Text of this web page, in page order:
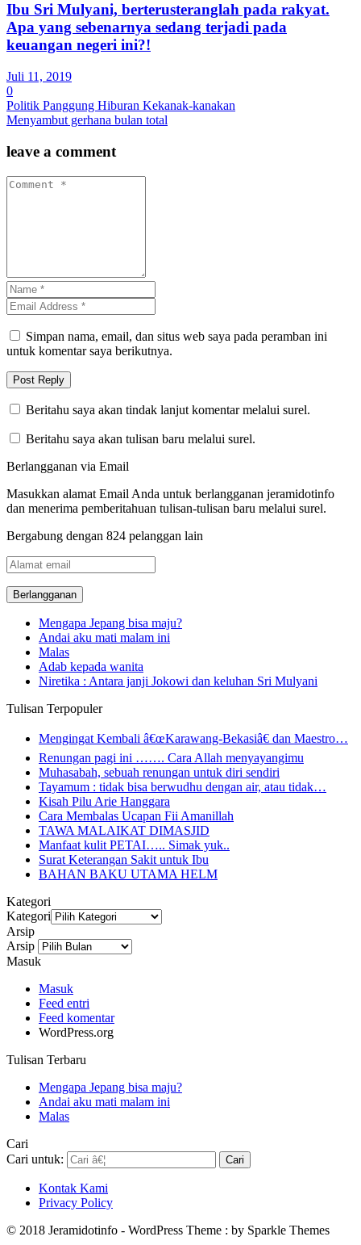
Ibu Sri Mulyani, berterusteranglah pada rakyat.
Apa yang sebenarnya sedang terjadi pada
keuangan negeri ini?!
Juli 11, 2019
0
Politik Panggung Hiburan Kekanak-kanakan
Menyambut gerhana bulan total
leave a comment
Simpan nama, email, dan situs web saya pada peramban ini
untuk komentar saya berikutnya.
Beritahu saya akan tindak lanjut komentar melalui surel.
Beritahu saya akan tulisan baru melalui surel.
Berlangganan via Email
Masukkan alamat Email Anda untuk berlangganan jeramidotinfo
dan menerima pemberitahuan tulisan-tulisan baru melalui surel.
Bergabung dengan 824 pelanggan lain
Alamat
email
Mengapa Jepang bisa maju?
Andai aku mati malam ini
Malas
Adab kepada wanita
Niretika : Antara janji Jokowi dan keluhan Sri Mulyani
Tulisan Terpopuler
Mengingat Kembali â€œKarawang-Bekasiâ€ dan Maestro…
Renungan pagi ini ……. Cara Allah menyayangimu
Muhasabah, sebuah renungan untuk diri sendiri
Tayamum : tidak bisa berwudhu dengan air, atau tidak…
Kisah Pilu Arie Hanggara
Cara Membalas Ucapan Fii Amanillah
TAWA MALAIKAT DIMASJID
Manfaat kulit PETAI….. Simak yuk..
Surat Keterangan Sakit untuk Ibu
BAHAN BAKU UTAMA HELM
Kategori
Kategori
Arsip
Arsip
Masuk
Masuk
Feed entri
Feed komentar
WordPress.org
Tulisan Terbaru
Mengapa Jepang bisa maju?
Andai aku mati malam ini
Malas
Cari
Cari untuk:
Kontak Kami
Privacy Policy
© 2018 Jeramidotinfo - WordPress Theme : by Sparkle Themes